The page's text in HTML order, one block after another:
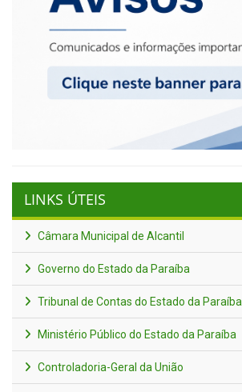
LINKS ÚTEIS
Câmara Municipal de Alcantil
Governo do Estado da Paraíba
Tribunal de Contas do Estado da Paraíba
Ministério Público do Estado da Paraíba
Controladoria-Geral da União